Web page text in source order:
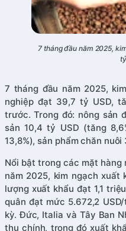
7 tháng đầu năm 2025,
7 tháng đầu năm 2025,
nghiệp đạt 39,7 tỷ USD,
trước. Trong đó: nông sản
sản 10,4 tỷ USD (tăng
13,8%), sản phẩm chăn
Nổi bật trong các mặt hàng
năm 2025, kim ngạch xuất
lượng xuất khẩu đạt 1,1
quân đạt mức 5.672,2
kỳ. Đức, Italia và Tây Ban
thụ chính, trong đó xuất